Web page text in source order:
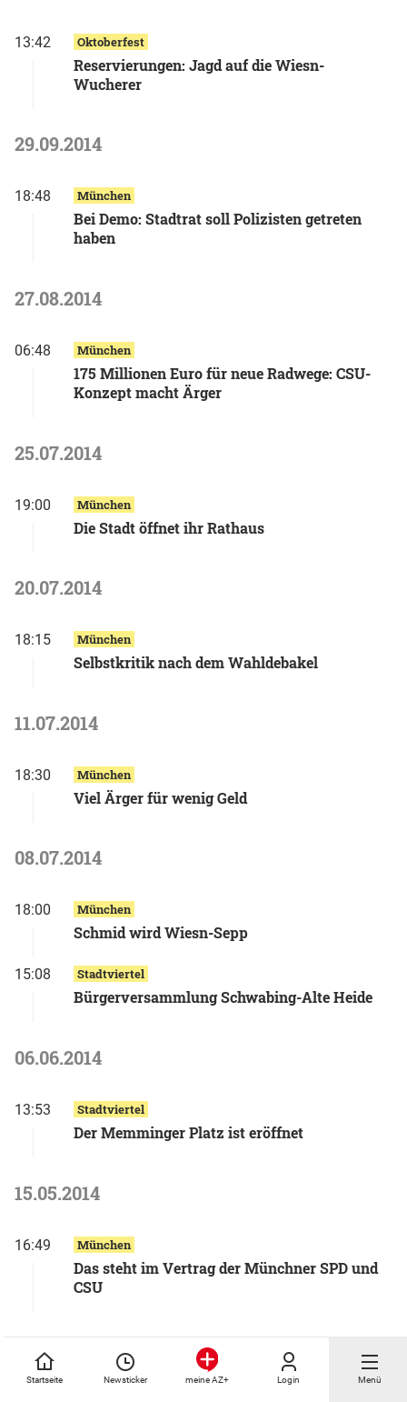
Startseite Newsticker meine AZ+ Login Menü
13:42 Oktoberfest
Reservierungen: Jagd auf die Wiesn-
Wucherer
29.09.2014
18:48 München
Bei Demo: Stadtrat soll Polizisten getreten
haben
27.08.2014
06:48 München
175 Millionen Euro für neue Radwege: CSU-
Konzept macht Ärger
25.07.2014
19:00 München
Die Stadt öffnet ihr Rathaus
20.07.2014
18:15 München
Selbstkritik nach dem Wahldebakel
11.07.2014
18:30 München
Viel Ärger für wenig Geld
08.07.2014
18:00 München
Schmid wird Wiesn-Sepp
15:08 Stadtviertel
Bürgerversammlung Schwabing-Alte Heide
06.06.2014
13:53 Stadtviertel
Der Memminger Platz ist eröffnet
15.05.2014
16:49 München
Das steht im Vertrag der Münchner SPD und
CSU
14.05.2014